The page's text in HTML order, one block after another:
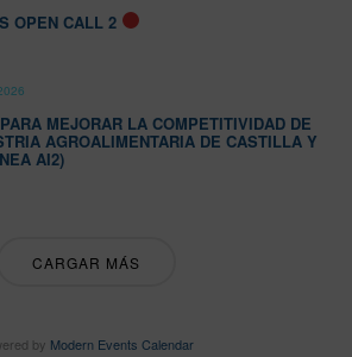
OPEN CALL 2
MEJORAR LA COMPETITIVIDAD DE
AGROALIMENTARIA DE CASTILLA Y
AI2)
CARGAR MÁS
by Modern Events Calendar